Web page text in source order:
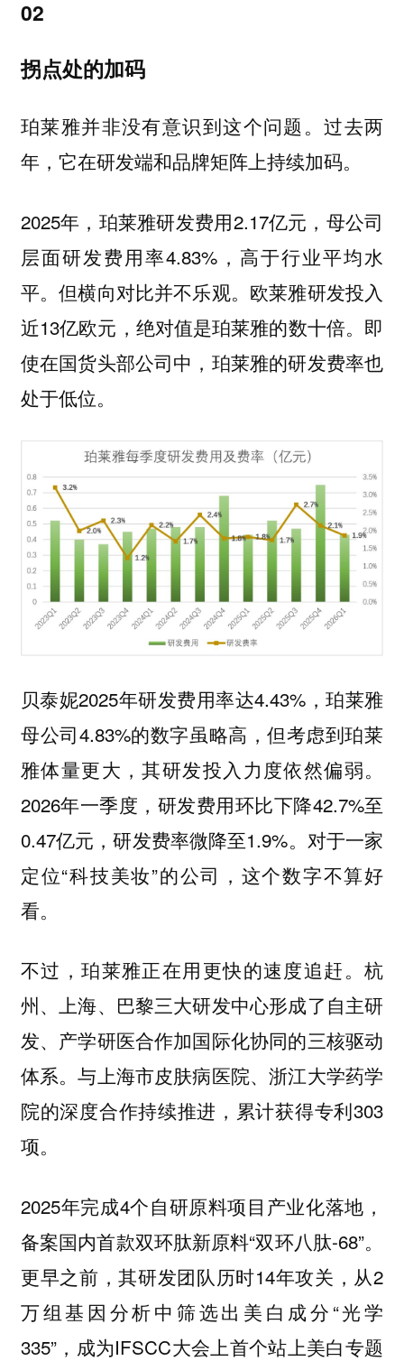
02
拐点处的加码
珀莱雅并非没有意识到这个问题。过去两
年，它在研发端和品牌矩阵上持续加码。
2025年，珀莱雅研发费用2.17亿元，母公司
层面研发费用率4.83%，高于行业平均水
平。但横向对比并不乐观。欧莱雅研发投入
近13亿欧元，绝对值是珀莱雅的数十倍。即
使在国货头部公司中，珀莱雅的研发费率也
处于低位。
贝泰妮2025年研发费用率达4.43%，珀莱雅
母公司4.83%的数字虽略高，但考虑到珀莱
雅体量更大，其研发投入力度依然偏弱。
2026年一季度，研发费用环比下降42.7%至
0.47亿元，研发费率微降至1.9%。对于一家
定位“科技美妆”的公司，这个数字不算好
看。
不过，珀莱雅正在用更快的速度追赶。杭
州、上海、巴黎三大研发中心形成了自主研
发、产学研医合作加国际化协同的三核驱动
体系。与上海市皮肤病医院、浙江大学药学
院的深度合作持续推进，累计获得专利303
项。
2025年完成4个自研原料项目产业化落地，
备案国内首款双环肽新原料“双环八肽-68”。
更早之前，其研发团队历时14年攻关，从2
万组基因分析中筛选出美白成分“光学
335”，成为IFSCC大会上首个站上美白专题